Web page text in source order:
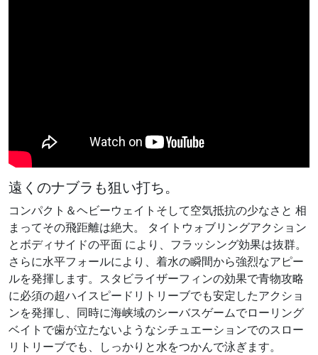
遠くのナブラも狙い打ち。
コンパクト＆ヘビーウェイトそして空気抵抗の少なさと 相
まってその飛距離は絶大。 タイトウォブリングアクション
とボディサイドの平面 により、フラッシング効果は抜群。
さらに水平フォールにより、着水の瞬間から強烈なアピー
ルを発揮します。スタビライザーフィンの効果で青物攻略
に必須の超ハイスピードリトリーブでも安定したアクショ
ンを発揮し、同時に海峡域のシーバスゲームでローリング
ベイトで歯が立たないようなシチュエーションでのスロー
リトリーブでも、しっかりと水をつかんで泳ぎます。